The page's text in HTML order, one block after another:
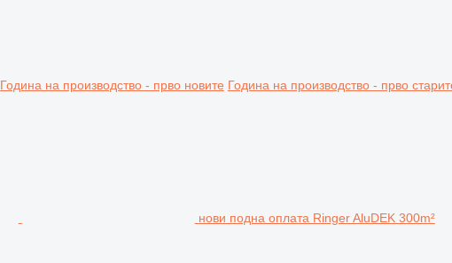
Година на производство - прво новите Година на производство - прво
нови подна оплата Ringer AluDEK 300m²